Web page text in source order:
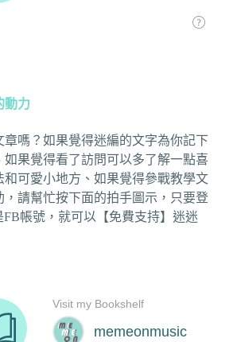
動力
章嗎？如果覺得迷編的文字為你記下
如果覺得看了訪問可以多了解一點喜
和可愛小地方、如果覺得參戰教學文
，請幫忙按下面的拍手圖示，只要登
FB帳號，就可以【免費支持】迷迷